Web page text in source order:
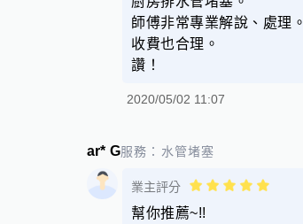
師傅非常專業解說、處理。
收費也合理。
讚！
2020/05/02 11:07
ar* G服務： 水管堵塞
業主評分
幫你推薦~!!